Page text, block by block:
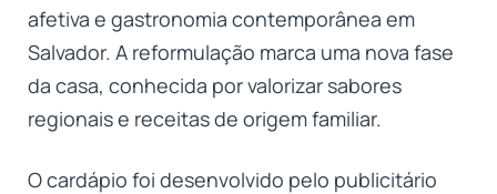
afetiva e gastronomia contemporânea em
Salvador. A reformulação marca uma nova fase
da casa, conhecida por valorizar sabores
regionais e receitas de origem familiar.
O cardápio foi desenvolvido pelo publicitário